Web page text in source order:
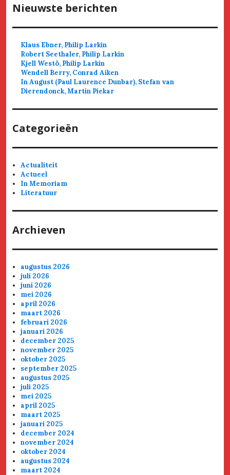
Nieuwste berichten
Klaus Ebner, Philip Larkin
Robert Seethaler, Philip Larkin
Kjell Westö, Philip Larkin
Wendell Berry, Conrad Aiken
In August (Paul Laurence Dunbar), Stefan van
Dierendonck, Martin Piekar
Categorieën
Actualiteit
Actueel
In Memoriam
Literatuur
Archieven
augustus 2026
juli 2026
juni 2026
mei 2026
april 2026
maart 2026
februari 2026
januari 2026
december 2025
november 2025
oktober 2025
september 2025
augustus 2025
juli 2025
mei 2025
april 2025
maart 2025
januari 2025
december 2024
november 2024
oktober 2024
augustus 2024
maart 2024